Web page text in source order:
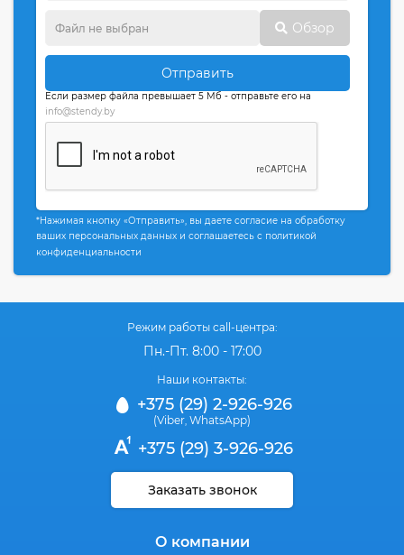
Обзор
Отправить
Если размер файла превышает 5 Мб - отправьте его на
info@stendy.by
*Нажимая кнопку «Отправить», вы даете согласие на обработку
ваших персональных данных и соглашаетесь с политикой
конфиденциальности
Режим работы call-центра:
Пн.-Пт. 8:00 - 17:00
Наши контакты:
+375 (29) 2-926-926
(Viber WhatsApp)
+375 (29) 3-926-926
Заказать звонок
О компании